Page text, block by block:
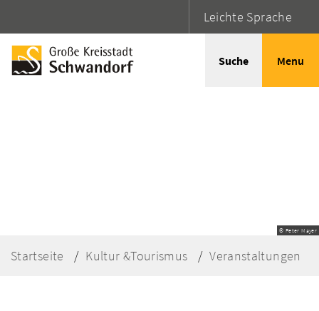
Leichte Sprache
Suche Menu
© Peter Mayer
Startseite Kultur &Tourismus Veranstaltungen